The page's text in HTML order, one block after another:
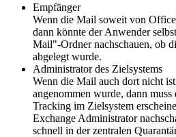
Empfänger
Wenn die Mail soweit von
dann könnte der Anwender
Mail"-Ordner nachschauen, ob
abgelegt wurde.
Administrator des Zielsystems
Wenn die Mail auch dort nicht
angenommen wurde, dann
Tracking im Zielsystem
Exchange Administrator
schnell in der zentralen